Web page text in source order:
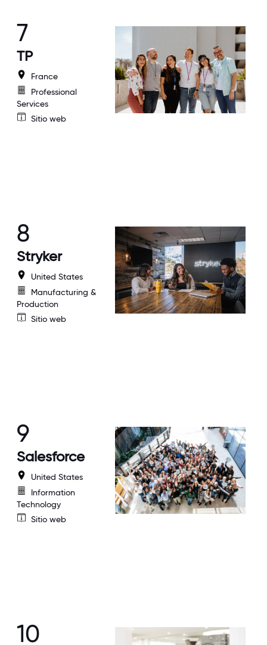
7
TP
France
Professional
Services
Sitio web
8
Stryker
United States
Manufacturing &
Production
Sitio web
9
Salesforce
United States
Information
Technology
Sitio web
10